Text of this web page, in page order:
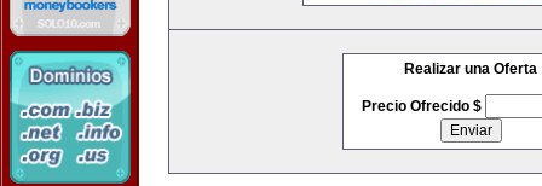
Realizar una Oferta
Precio Ofrecido $